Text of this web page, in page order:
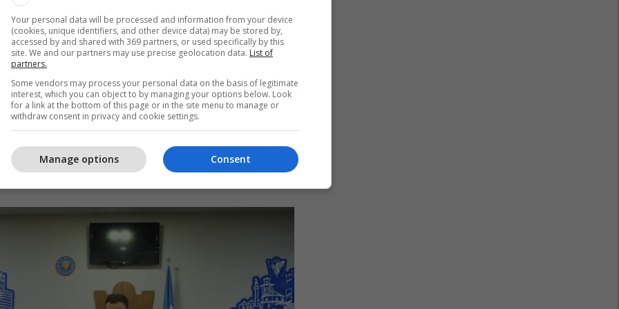
e Kuvendit Komunal, u mbajt seanca solemne për
ku u nderuan figura që kanë dhënë kontribut të
Your personal data will be processed and information from your device
(cookies, unique identifiers, and other device data) may be stored by,
accessed by and shared with 369 partners, or used specifically by this
site. We and our partners may use precise geolocation data. List of
partners.
Some vendors may process your personal data on the basis of legitimate
interest, which you can object to by managing your options below. Look
for a link at the bottom of this page or in the site menu to manage or
withdraw consent in privacy and cookie settings.
Consent
Manage options